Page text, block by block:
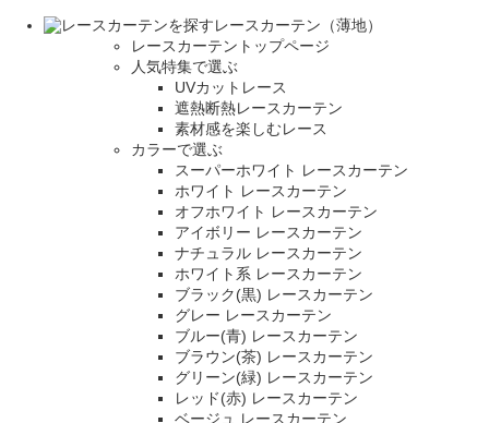
レースカーテン（薄地）
レースカーテントップページ
人気特集で選ぶ
UVカットレース
遮熱断熱レースカーテン
素材感を楽しむレース
カラーで選ぶ
スーパーホワイト レースカーテン
ホワイト レースカーテン
オフホワイト レースカーテン
アイボリー レースカーテン
ナチュラル レースカーテン
ホワイト系 レースカーテン
ブラック(黒) レースカーテン
グレー レースカーテン
ブルー(青) レースカーテン
ブラウン(茶) レースカーテン
グリーン(緑) レースカーテン
レッド(赤) レースカーテン
ベージュ レースカーテン